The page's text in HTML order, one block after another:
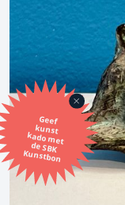
Geef
kunst
kado met
de SBK
Kunstbon